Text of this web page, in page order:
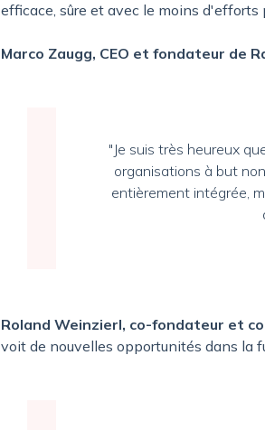
efficace, sûre et avec le moins d'efforts
Marco Zaugg, CEO et fondateur de
"Je suis très heureux
organisations à but
entièrement intégrée,
Roland Weinzierl, co-fondateur et
voit de nouvelles opportunités dans la